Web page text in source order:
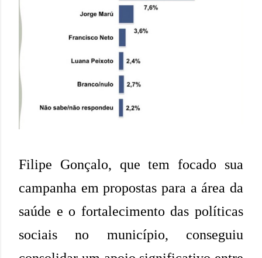
Filipe Gonçalo, que tem focado sua
campanha em propostas para a área da
saúde e o fortalecimento das políticas
sociais no município, conseguiu